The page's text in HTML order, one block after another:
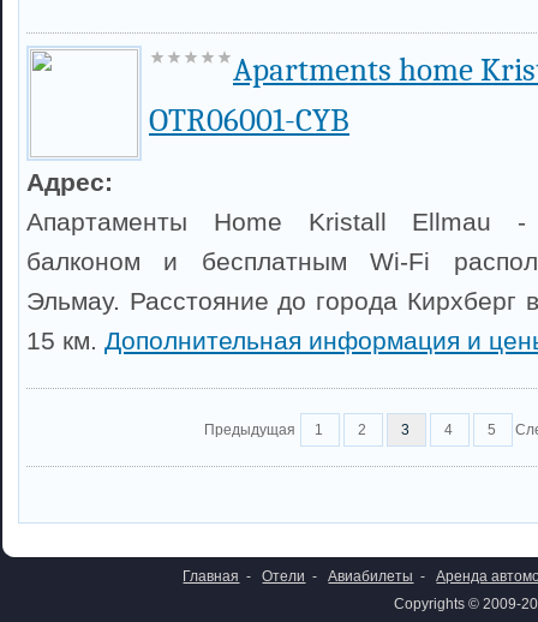
Apartments home
OTR06001-CYB
Адрес:
Апартаменты Home Kristall Ellmau -
балконом и бесплатным Wi-Fi
Эльмау. Расстояние до города Кирхберг
15 км. Дополнительная информация и
Предыдущая 1 2 3 4 5
Главная - Отели - Авиабилеты -
Аренда
Copyrights © 2009-